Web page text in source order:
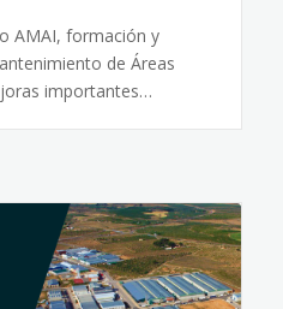
AMAI, formación y
de Áreas
importantes…